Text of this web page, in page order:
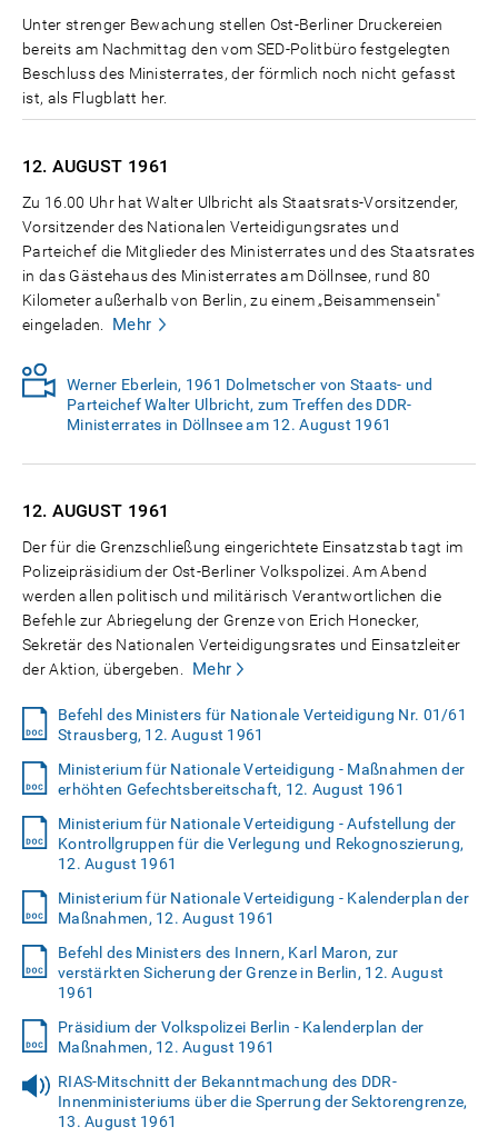
Unter strenger Bewachung stellen Ost-Berliner Druckereien
bereits am Nachmittag den vom SED-Politbüro festgelegten
Beschluss des Ministerrates, der förmlich noch nicht gefasst
ist, als Flugblatt her.
12. AUGUST 1961
Zu 16.00 Uhr hat Walter Ulbricht als Staatsrats-Vorsitzender,
Vorsitzender des Nationalen Verteidigungsrates und
Parteichef die Mitglieder des Ministerrates und des Staatsrates
in das Gästehaus des Ministerrates am Döllnsee, rund 80
Kilometer außerhalb von Berlin, zu einem „Beisammensein"
eingeladen.
Mehr
Werner Eberlein, 1961 Dolmetscher von Staats- und
Parteichef Walter Ulbricht, zum Treffen des DDR-
Ministerrates in Döllnsee am 12. August 1961
12. AUGUST 1961
Der für die Grenzschließung eingerichtete Einsatzstab tagt im
Polizeipräsidium der Ost-Berliner Volkspolizei. Am Abend
werden allen politisch und militärisch Verantwortlichen die
Befehle zur Abriegelung der Grenze von Erich Honecker,
Sekretär des Nationalen Verteidigungsrates und Einsatzleiter
der Aktion, übergeben.
Mehr
Befehl des Ministers für Nationale Verteidigung Nr. 01/61
Strausberg, 12. August 1961
Ministerium für Nationale Verteidigung - Maßnahmen der
erhöhten Gefechtsbereitschaft, 12. August 1961
Ministerium für Nationale Verteidigung - Aufstellung der
Kontrollgruppen für die Verlegung und Rekognoszierung,
12. August 1961
Ministerium für Nationale Verteidigung - Kalenderplan der
Maßnahmen, 12. August 1961
Befehl des Ministers des Innern, Karl Maron, zur
verstärkten Sicherung der Grenze in Berlin, 12. August
1961
Präsidium der Volkspolizei Berlin - Kalenderplan der
Maßnahmen, 12. August 1961
RIAS-Mitschnitt der Bekanntmachung des DDR-
Innenministeriums über die Sperrung der Sektorengrenze,
13. August 1961